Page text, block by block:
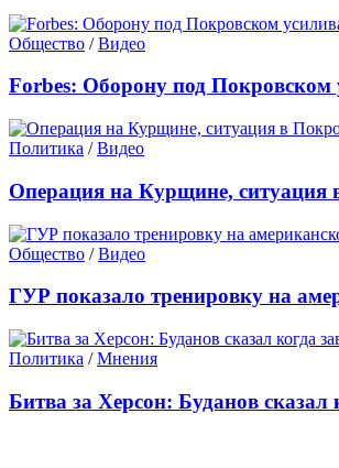
Общество /Видео
Forbes: Оборону под Покровском
Политика /Видео
Операция на Курщине, ситуация
Общество /Видео
ГУР показало тренировку на
Политика /Мнения
Битва за Херсон: Буданов сказал